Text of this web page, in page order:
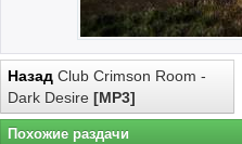
Назад Club Crimson Room -
Dark Desire [MP3]
Похожие раздачи